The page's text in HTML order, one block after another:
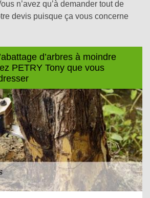
n’avez qu’à demander tout de
devis puisque ça vous concerne
d’arbres à moindre
PETRY Tony que vous